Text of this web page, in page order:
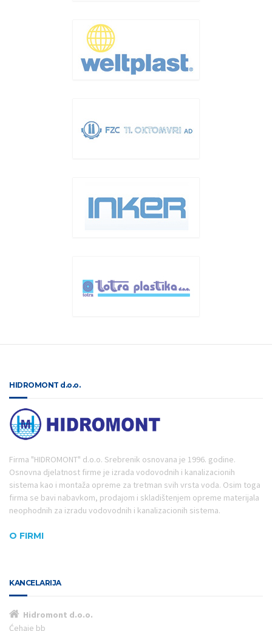
HIDROMONT d.o.o.
Firma "HIDROMONT" d.o.o. Srebrenik osnovana je 1996. godine.
Osnovna djelatnost firme je izrada vodovodnih i kanalizacionih
sistema kao i montaža opreme za tretman svih vrsta voda. Osim toga
firma se bavi nabavkom, prodajom i skladištenjem opreme materijala
neophodnih za izradu vodovodnih i kanalizacionih sistema.
O FIRMI
KANCELARIJA
Hidromont d.o.o.
Ćehaje bb